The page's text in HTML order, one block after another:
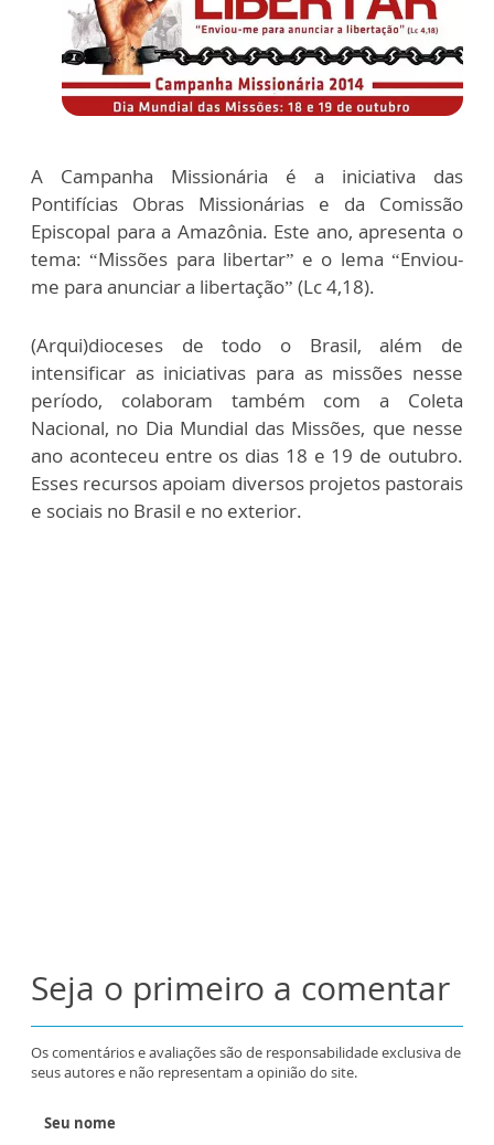
A Campanha Missionária é a iniciativa das
Pontifícias Obras Missionárias e da Comissão
Episcopal para a Amazônia. Este ano, apresenta o
tema: “Missões para libertar” e o lema “Enviou-
me para anunciar a libertação” (Lc 4,18).
(Arqui)dioceses de todo o Brasil, além de
intensificar as iniciativas para as missões nesse
período, colaboram também com a Coleta
Nacional, no Dia Mundial das Missões, que nesse
ano aconteceu entre os dias 18 e 19 de outubro.
Esses recursos apoiam diversos projetos pastorais
e sociais no Brasil e no exterior.
Seja o primeiro a comentar
Os comentários e avaliações são de responsabilidade exclusiva de
seus autores e não representam a opinião do site.
Seu nome